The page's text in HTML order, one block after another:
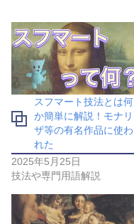
スフマート技法とは何
か簡単に解説！モナリ
ザ等の有名作品に使わ
れた
2025年5月25日
技法や専門用語解説